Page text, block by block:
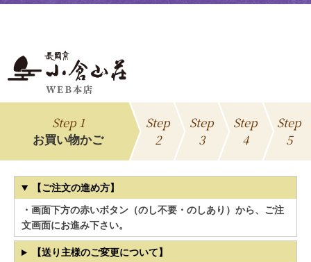
Step 1
お買い物かご
Step
2
Step
3
Step
4
Step
5
【ご注文の進め方】
・画面下方の赤いボタン（のし不要・のしあり）から、ご注
文画面にお進み下さい。
【送り主様のご変更について】